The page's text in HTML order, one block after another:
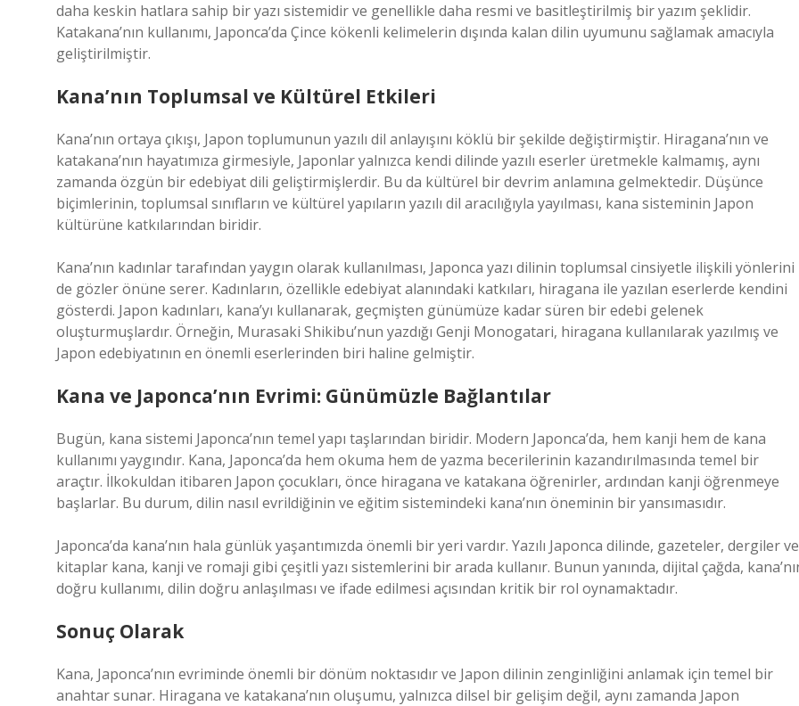
daha keskin hatlara sahip bir yazı sistemidir ve genellikle daha resmi ve basitleştirilmiş bir yazım şeklidir.
Katakana’nın kullanımı, Japonca’da Çince kökenli kelimelerin dışında kalan dilin uyumunu sağlamak amacıyla
geliştirilmiştir.
Kana’nın Toplumsal ve Kültürel Etkileri
Kana’nın ortaya çıkışı, Japon toplumunun yazılı dil anlayışını köklü bir şekilde değiştirmiştir. Hiragana’nın ve
katakana’nın hayatımıza girmesiyle, Japonlar yalnızca kendi dilinde yazılı eserler üretmekle kalmamış, aynı
zamanda özgün bir edebiyat dili geliştirmişlerdir. Bu da kültürel bir devrim anlamına gelmektedir. Düşünce
biçimlerinin, toplumsal sınıfların ve kültürel yapıların yazılı dil aracılığıyla yayılması, kana sisteminin Japon
kültürüne katkılarından biridir.
Kana’nın kadınlar tarafından yaygın olarak kullanılması, Japonca yazı dilinin toplumsal cinsiyetle ilişkili yönlerini
de gözler önüne serer. Kadınların, özellikle edebiyat alanındaki katkıları, hiragana ile yazılan eserlerde kendini
gösterdi. Japon kadınları, kana’yı kullanarak, geçmişten günümüze kadar süren bir edebi gelenek
oluşturmuşlardır. Örneğin, Murasaki Shikibu’nun yazdığı Genji Monogatari, hiragana kullanılarak yazılmış ve
Japon edebiyatının en önemli eserlerinden biri haline gelmiştir.
Kana ve Japonca’nın Evrimi: Günümüzle Bağlantılar
Bugün, kana sistemi Japonca’nın temel yapı taşlarından biridir. Modern Japonca’da, hem kanji hem de kana
kullanımı yaygındır. Kana, Japonca’da hem okuma hem de yazma becerilerinin kazandırılmasında temel bir
araçtır. İlkokuldan itibaren Japon çocukları, önce hiragana ve katakana öğrenirler, ardından kanji öğrenmeye
başlarlar. Bu durum, dilin nasıl evrildiğinin ve eğitim sistemindeki kana’nın öneminin bir yansımasıdır.
Japonca’da kana’nın hala günlük yaşantımızda önemli bir yeri vardır. Yazılı Japonca dilinde, gazeteler, dergiler ve
kitaplar kana, kanji ve romaji gibi çeşitli yazı sistemlerini bir arada kullanır. Bunun yanında, dijital çağda,
doğru kullanımı, dilin doğru anlaşılması ve ifade edilmesi açısından kritik bir rol oynamaktadır.
Sonuç Olarak
Kana, Japonca’nın evriminde önemli bir dönüm noktasıdır ve Japon dilinin zenginliğini anlamak için temel bir
anahtar sunar. Hiragana ve katakana’nın oluşumu, yalnızca dilsel bir gelişim değil, aynı zamanda Japon